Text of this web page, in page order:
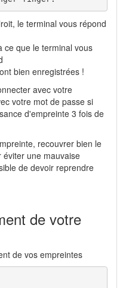
le terminal vous répond
ce que le terminal vous
bien enregistrées !
avec votre
votre mot de passe si
d'empreinte 3 fois de
recouvrer bien le
une mauvaise
de devoir reprendre
de votre
de vos empreintes